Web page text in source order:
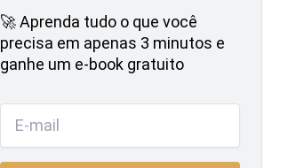
🚀 Aprenda tudo o que você
precisa em apenas 3 minutos e
ganhe um e-book gratuito